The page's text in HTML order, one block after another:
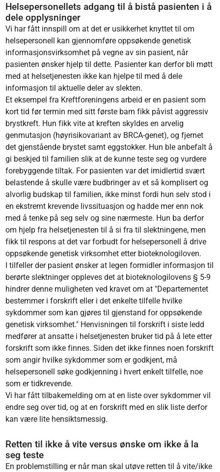
Helsepersonellets adgang til å bistå pasienten i å
dele opplysninger
Vi har fått innspill om at det er usikkerhet knyttet til om
helsepersonell kan gjennomføre oppsøkende genetisk
informasjonsvirksomhet på vegne av sin pasient, når
pasienten ønsker hjelp til dette. Pasienter kan derfor bli møtt
med at helsetjenesten ikke kan hjelpe til med å dele
informasjon til aktuelle deler av slekten.
Et eksempel fra Kreftforeningens arbeid er en pasient som
kort tid før termin med sitt første barn fikk påvist aggressiv
brystkreft. Hun fikk vite at kreften skyldes en arvelig
genmutasjon (høyrisikovariant av BRCA-genet), og fjernet
det gjenstående brystet samt eggstokker. Hun ble anbefalt å
gi beskjed til familien slik at de kunne teste seg og vurdere
forebyggende tiltak. For pasienten var det imidlertid svært
belastende å skulle være budbringer av et så komplisert og
alvorlig budskap til familien, ikke minst fordi hun selv stod i
en ekstremt krevende livssituasjon og hadde mer enn nok
med å tenke på seg selv og sine nærmeste. Hun ba derfor
om hjelp fra helsetjenesten til å si fra til slektningene, men
fikk til respons at det var forbudt for helsepersonell å drive
oppsøkende genetisk virksomhet etter bioteknologiloven.
I tilfeller der pasient ønsker at legen formidler informasjon til
berørte slektninger oppleves det at bioteknologilovens § 5-9
hindrer denne muligheten ved kravet om at "Departementet
bestemmer i forskrift eller i det enkelte tilfelle hvilke
sykdommer som kan gjøres til gjenstand for oppsøkende
genetisk virksomhet." Henvisningen til forskrift i siste ledd
medfører at ansatte i helsetjenesten bruker tid på å lete etter
forskrift som ikke finnes. Siden det ikke finnes noen forskrift
som angir hvilke sykdommer som er godkjent, må
helsepersonell søke godkjenning i hvert enkelt tilfelle, noe
som er tidkrevende.
Vi har fått tilbakemelding om at en liste over sykdommer vil
endre seg over tid, og at en forskrift med en slik liste derfor
kan være lite hensiktsmessig.
Retten til ikke å vite versus ønske om ikke å la
seg teste
En problemstilling er når man skal utøve retten til å vite/ikke